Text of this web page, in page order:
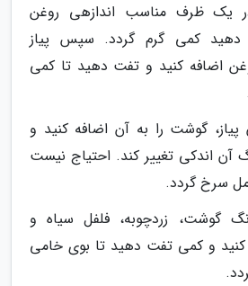
یک ظرف مناسب اندازهی روغن
دهید کمی گرم گردد. سپس پیاز
اضافه کنید و تفت دهید تا کمی
گوشت را به آن اضافه کنید و
آن اندکی تغییر کند. احتیاج نیست
سرخ گردد.
گوشت، زردچوبه، فلفل سیاه و
کنید و کمی تفت دهید تا بوی خامی